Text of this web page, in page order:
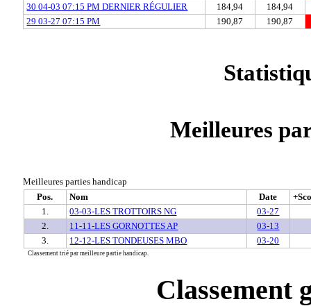
30 04-03 07:15 PM DERNIER RÉGULIER
184,94
184,94
29 03-27 07:15 PM
190,87 190,87
Meilleures
Meilleures parties handicap
Pos.
Nom Date
1.
03-03-LES TROTTOIRS NG
03-27
2.
11-11-LES GORNOTTES AP
03-13
3.
12-12-LES TONDEUSES MBO 03-20
Classement trié par meilleure partie handicap.
Classement